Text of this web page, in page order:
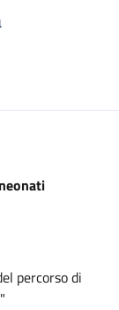
percorso di